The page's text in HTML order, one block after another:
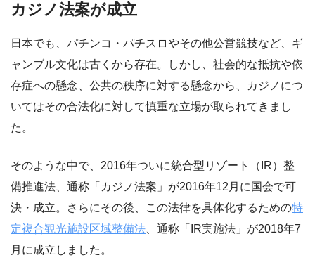
カジノ法案が成立
日本でも、パチンコ・パチスロやその他公営競技など、ギ
ャンブル文化は古くから存在。しかし、社会的な抵抗や依
存症への懸念、公共の秩序に対する懸念から、カジノにつ
いてはその合法化に対して慎重な立場が取られてきまし
た。
そのような中で、2016年ついに統合型リゾート（IR）整
備推進法、通称「カジノ法案」が2016年12月に国会で可
決・成立。さらにその後、この法律を具体化するための特
定複合観光施設区域整備法 、通称「IR実施法」が2018年7
月に成立しました。